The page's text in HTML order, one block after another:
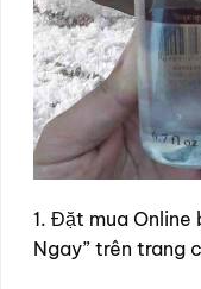
1. Đặt mua Online
Ngay” trên trang